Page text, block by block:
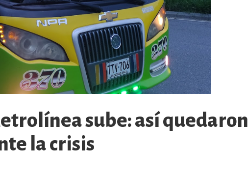
sube: así quedaron
la crisis